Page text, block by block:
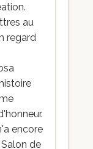
au
regard
encore
de